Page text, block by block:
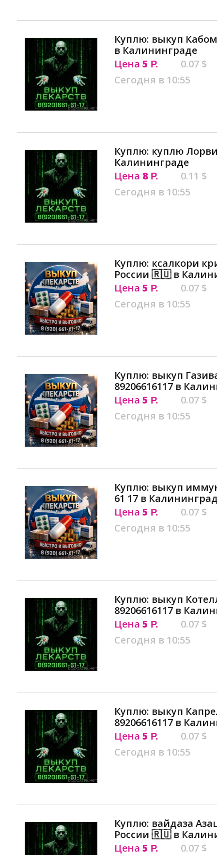
Куплю: выкуп
в Калининграде
Цена 5 Р.
0.07 $
Сегодня в 10:55
Куплю: куплю
Калининграде
Цена 8 Р.
0.11 $
Сегодня в 10:55
Куплю: ксалкори
России 🇷🇺 в
Цена 5 Р.
0.07 $
Сегодня в 10:55
Куплю: выкуп
89206616117 в
Цена 5 Р.
0.07 $
Сегодня в 10:55
Куплю: выкуп
61 17 в
Цена 5 Р.
0.07 $
Сегодня в 10:55
Куплю: выкуп
89206616117 в
Цена 5 Р.
0.07 $
Сегодня в 10:55
Куплю: выкуп
89206616117 в
Цена 5 Р.
0.07 $
Сегодня в 10:55
Куплю: вайдаза
России 🇷🇺 в
Цена 5 Р.
0.07 $